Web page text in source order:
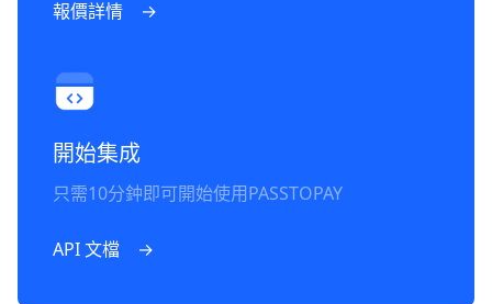
報價詳情    →
開始集成
只需10分鈡即可開始使用PASSTOPAY
API 文檔    →